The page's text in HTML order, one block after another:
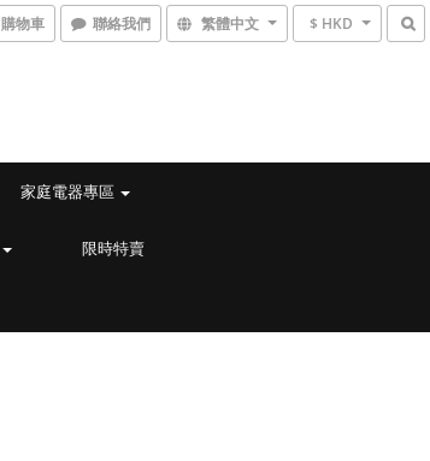
購物車 聯絡我們 繁體中文 $ HKD
家庭電器專區
限時特賣